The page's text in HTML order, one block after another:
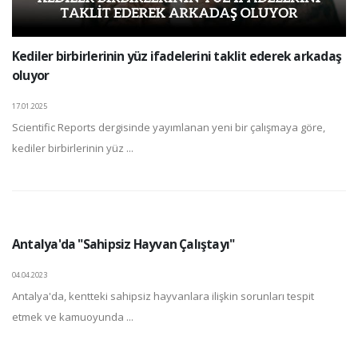
Kediler birbirlerinin yüz ifadelerini taklit ederek arkadaş
oluyor
17.01.2025
Scientific Reports dergisinde yayımlanan yeni bir çalışmaya göre,
kediler birbirlerinin yüz ...
Antalya'da "Sahipsiz Hayvan Çalıştayı"
04.04.2023
Antalya'da, kentteki sahipsiz hayvanlara ilişkin sorunları tespit
etmek ve kamuoyunda ...